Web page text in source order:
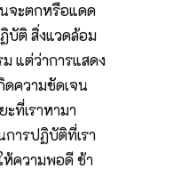
นจะตกหรือแดด
บัติ สิ่งแวดล้อม
แต่ว่าการแสดง
ความชัดเจน
ที่เราหามา
การปฏิบัติที่เรา
ห้ความพอดี ช้า